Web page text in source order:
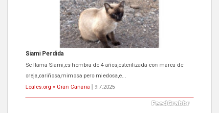
ADOPCIÓN URGENTE GATA TEROR GRAN CANARIA
El ayuntamiento se va a llevar a Los Gatos callejeros de la zona los
próximos días, ella incluida...
Leales.org » Gran Canaria
9.7.2025